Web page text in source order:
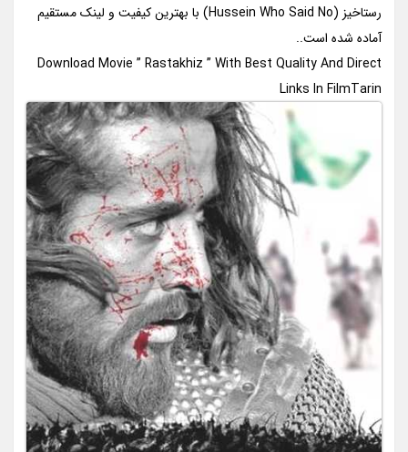
رستاخیز (Hussein Who Said No) با بهترین کیفیت و لینک مستقیم
آماده شده است..
Download Movie ” Rastakhiz ” With Best Quality And Direct
Links In FilmTarin